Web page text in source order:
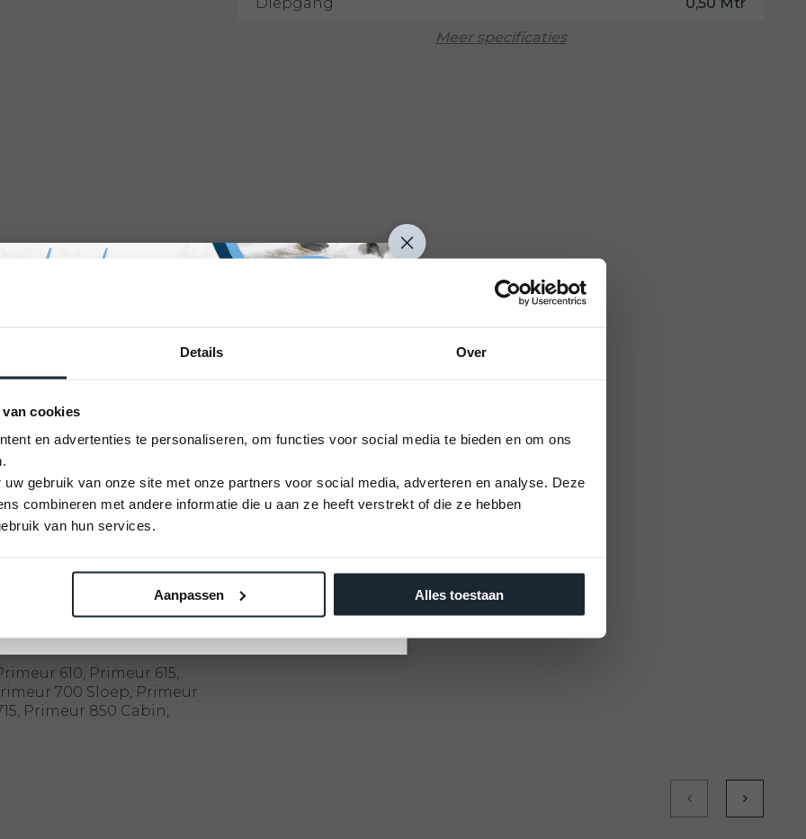
Details Over
cookies
en advertenties te personaliseren, om functies voor social media te bieden en om ons
gebruik van onze site met onze partners voor social media, adverteren en analyse. Deze
combineren met andere informatie die u aan ze heeft verstrekt of die ze hebben
van hun services.
Aanpassen Alles toestaan
U kunt alleen nog plekken reserveren op 12
September 2026
Vaarbewijs cursus
is nog verder te
met ons op over
showroom!
610, Primeur 615,
700 Sloep, Primeur
Primeur 850 Cabin,
Meer specificaties